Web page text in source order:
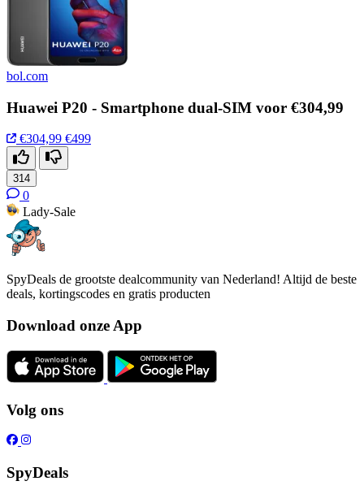
bol.com
Huawei P20 - Smartphone dual-SIM voor €304,99
€304,99 €499
314
0
Lady-Sale
SpyDeals de grootste dealcommunity van Nederland! Altijd de beste
deals, kortingscodes en gratis producten
Download onze App
Volg ons
SpyDeals